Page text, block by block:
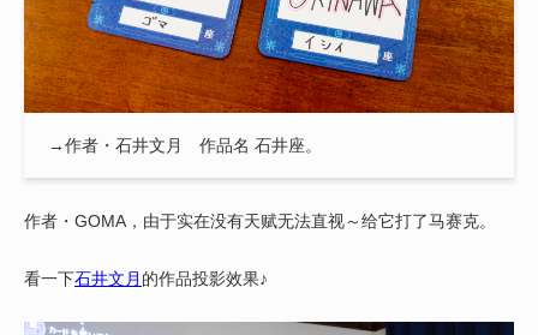
→作者・石井文月 作品名 石井座。
作者・GOMA，由于实在没有天赋无法直视～给它打了马赛克。
看一下石井文月 的作品投影效果♪